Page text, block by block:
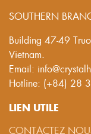
SOUTHERN
Building 47-49
Vietnam.
Email:
Hotline: (+84) 28
LIEN UTILE
CONTACTEZ